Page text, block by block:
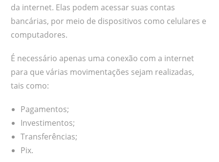
da internet. Elas podem acessar suas contas
bancárias, por meio de dispositivos como celulares e
computadores.
É necessário apenas uma conexão com a internet
para que várias movimentações sejam realizadas,
tais como:
Pagamentos;
Investimentos;
Transferências;
Pix.